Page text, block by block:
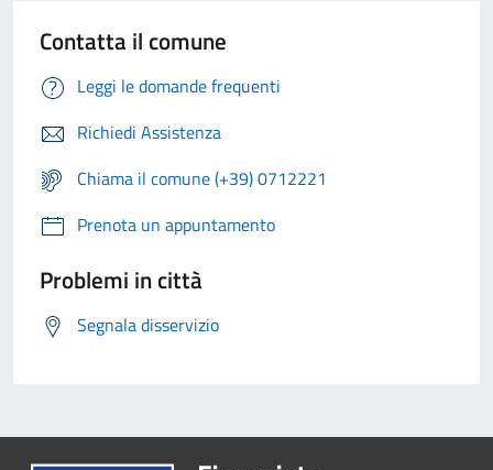
Contatta il comune
Leggi le domande frequenti
Richiedi Assistenza
Chiama il comune (+39) 0712221
Prenota un appuntamento
Problemi in città
Segnala disservizio